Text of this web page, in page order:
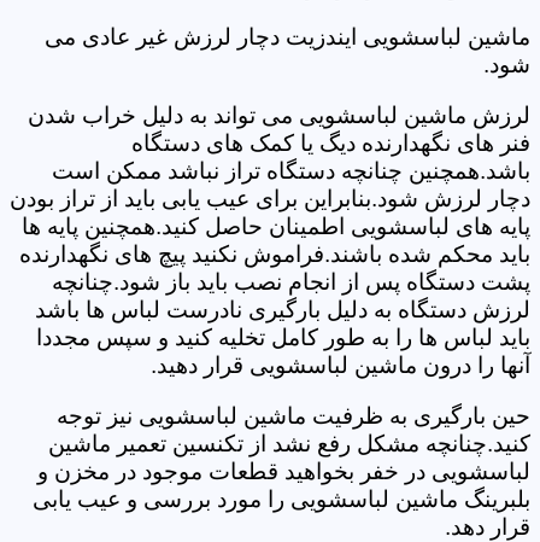
ماشین لباسشویی ایندزیت دچار لرزش غیر عادی می
شود.
لرزش ماشین لباسشویی می تواند به دلیل خراب شدن
فنر های نگهدارنده دیگ یا کمک های دستگاه
باشد.همچنین چنانچه دستگاه تراز نباشد ممکن است
دچار لرزش شود.بنابراین برای عیب یابی باید از تراز بودن
پایه های لباسشویی اطمینان حاصل کنید.همچنین پایه ها
باید محکم شده باشند.فراموش نکنید پیچ های نگهدارنده
پشت دستگاه پس از انجام نصب باید باز شود.چنانچه
لرزش دستگاه به دلیل بارگیری نادرست لباس ها باشد
باید لباس ها را به طور کامل تخلیه کنید و سپس مجددا
آنها را درون ماشین لباسشویی قرار دهید.
حین بارگیری به ظرفیت ماشین لباسشویی نیز توجه
کنید.چنانچه مشکل رفع نشد از تکنسین تعمیر ماشین
لباسشویی در خفر بخواهید قطعات موجود در مخزن و
بلبرینگ ماشین لباسشویی را مورد بررسی و عیب یابی
قرار دهد.